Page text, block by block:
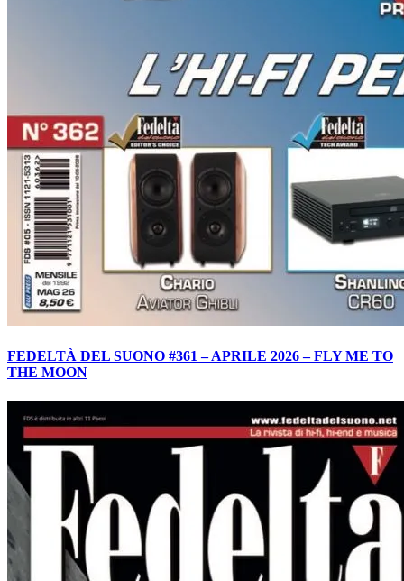
FEDELTÀ DEL SUONO #361 – APRILE 2026 – FLY ME TO
THE MOON